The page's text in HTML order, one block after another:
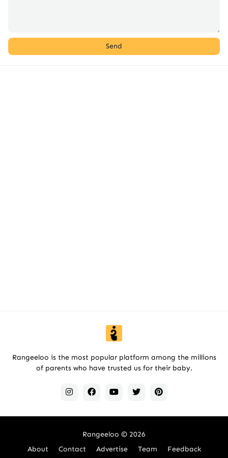
Rangeeloo is the most popular platform among the millions
of parents who have trusted us for their baby.
Rangeeloo © 2026
About
Contact Advertise Team
Feedback